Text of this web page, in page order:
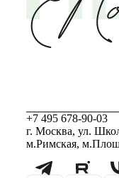
+7 495 678-90-03
г. Москва, ул.
м.Римская,